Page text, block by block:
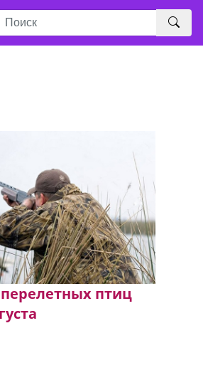
птиц